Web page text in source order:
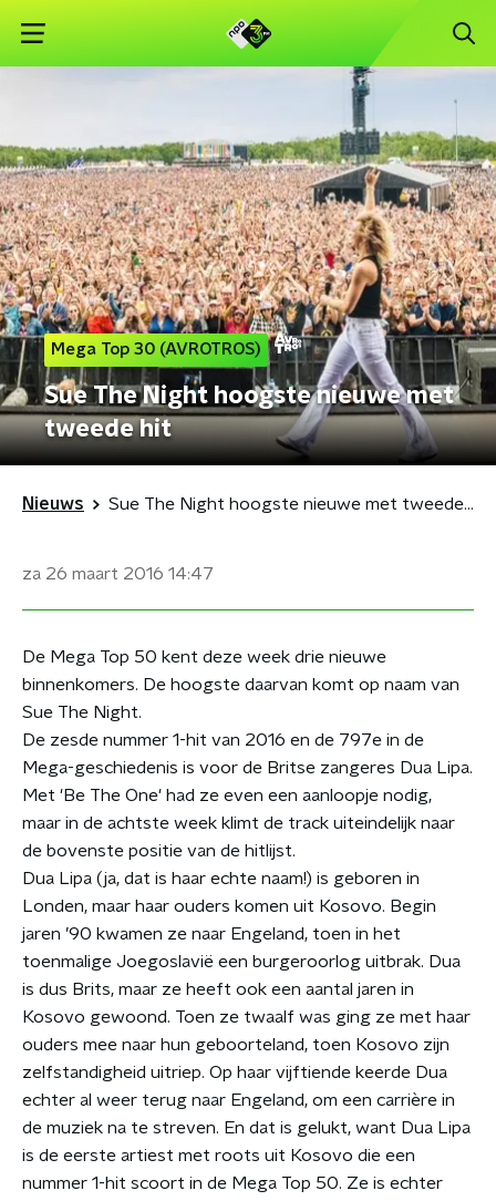
Mega Top 30 (AVROTROS)
Sue The Night hoogste nieuwe met
tweede hit
Nieuws Sue The Night hoogste nieuwe met tweede hit
za 26 maart 2016 14:47
De Mega Top 50 kent deze week drie nieuwe
binnenkomers. De hoogste daarvan komt op naam van
Sue The Night.
De zesde nummer 1-hit van 2016 en de 797e in de
Mega-geschiedenis is voor de Britse zangeres Dua Lipa.
Met 'Be The One' had ze even een aanloopje nodig,
maar in de achtste week klimt de track uiteindelijk naar
de bovenste positie van de hitlijst.
Dua Lipa (ja, dat is haar echte naam!) is geboren in
Londen, maar haar ouders komen uit Kosovo. Begin
jaren ’90 kwamen ze naar Engeland, toen in het
toenmalige Joegoslavië een burgeroorlog uitbrak. Dua
is dus Brits, maar ze heeft ook een aantal jaren in
Kosovo gewoond. Toen ze twaalf was ging ze met haar
ouders mee naar hun geboorteland, toen Kosovo zijn
zelfstandigheid uitriep. Op haar vijftiende keerde Dua
echter al weer terug naar Engeland, om een carrière in
de muziek na te streven. En dat is gelukt, want Dua Lipa
is de eerste artiest met roots uit Kosovo die een
nummer 1-hit scoort in de Mega Top 50. Ze is echter